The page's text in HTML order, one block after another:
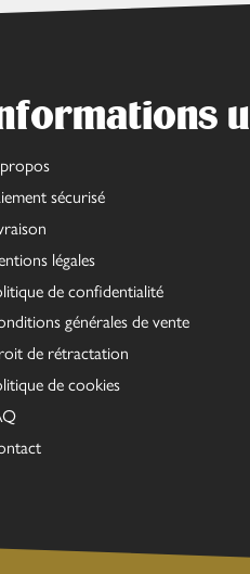
sécurisé
légales
de confidentialité
générales de vente
de rétractation
de cookies